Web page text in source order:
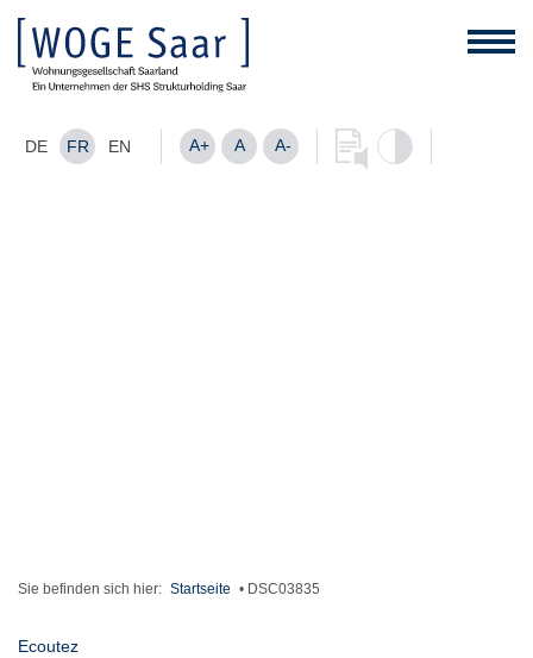
DE FR EN A+ A A-
Sie befinden sich hier: Startseite • DSC03835
Ecoutez